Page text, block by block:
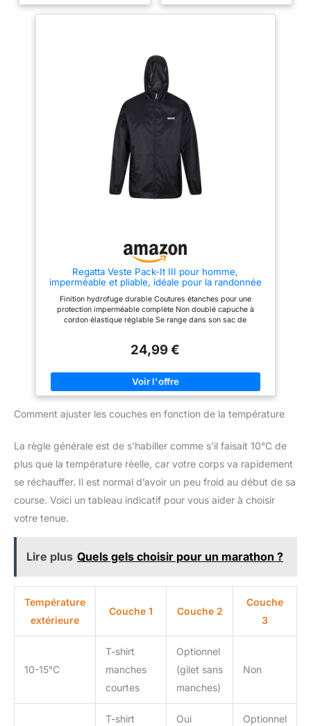
cordons vous permet de serrer
le bas pour un ajustement serré,
particulièrement utile en cas de
vent. La capuche est également
ajustable, garantissant qu'elle
s'adapte de manière sécurisée
autour de votre tête et de votre
visage. Les poignets sont
conçus avec une bande
élastique à moitié, offrant un
ajustement sûr sans restreindre
également des bandes
réfléchissantes sur le dos et les
bras, améliorant la visibilité en
conditions de faible luminosité.
moitié garantissent un
ajustement sûr, empêchant l'eau
de s'infiltrer. Que vous soyez en
simplement en train de faire des
courses, ce manteau garantit
protégé. Durabilité et entretien :
UMIPUBO s'engage à créer des
équipements de plein air
Pour maintenir les
de le laver à la main pour éviter
d'endommager le revêtement
hydrofuge. Cela garantit que le
manteau conserve sa résistance
une protection fiable pour les
versatile et stylée : Que vous
manteau imperméable pour
homme de UMIPUBO est le
et sa doublure respirante
que l'extérieur hydrofuge vous
garde au sec. Disponible en
tailles M à XXL et en couleurs
comme le gris, le noir, le vert
fluo et le bleu marine, ce
manteau est parfait pour les
amateurs de plein air qui
fonctionnalité et style.
pratique】Cette veste unisexe
est polyvalente : elle peut servir
d'imperméable, de chapeau de
soleil, de manchettes solaires
ou de veste légère. Parfaite au
quotidien et pour diverses
activités de plein air. 【Facile à
ranger】Grâce à sa housse de
rangement incluse, vous pouvez
ranger la veste facilement et
【Polyvalent】Cet imperméable
pour homme est idéal pour
comme le jogging, le vélo, la
randonnée, le camping, le
pique-nique, l'alpinisme ou la
confort lors de la pratique de
Regatta Veste Pack-It III pour homme,
imperméable et pliable, idéale pour la randonnée
Finition hydrofuge durable Coutures étanches pour une
protection imperméable complète Non doublé capuche à
cordon élastique réglable Se range dans son sac de
24,99 €
Comment ajuster les couches en fonction de la température
La règle générale est de s’habiller comme s’il faisait 10°C de
plus que la température réelle, car votre corps va rapidement
se réchauffer. Il est normal d’avoir un peu froid au début de sa
course. Voici un tableau indicatif pour vous aider à choisir
votre tenue.
Lire plus Quels gels choisir pour un marathon ?
Température
extérieure
Couche 1 Couche 2
Couche
3
10-15°C
T-shirt
manches
courtes
Optionnel
(gilet sans
manches)
Non
T-shirt
Oui
Optionnel